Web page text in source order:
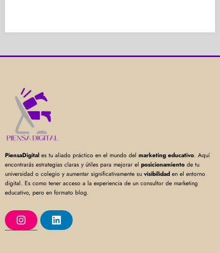
PiensaDigital es tu aliado práctico en el mundo del marketing educativo. Aquí
encontrarás estrategias claras y útiles para mejorar el posicionamiento de tu
universidad o colegio y aumentar significativamente su visibilidad en el entorno
digital. Es como tener acceso a la experiencia de un consultor de marketing
educativo, pero en formato blog.
I
n
L
i